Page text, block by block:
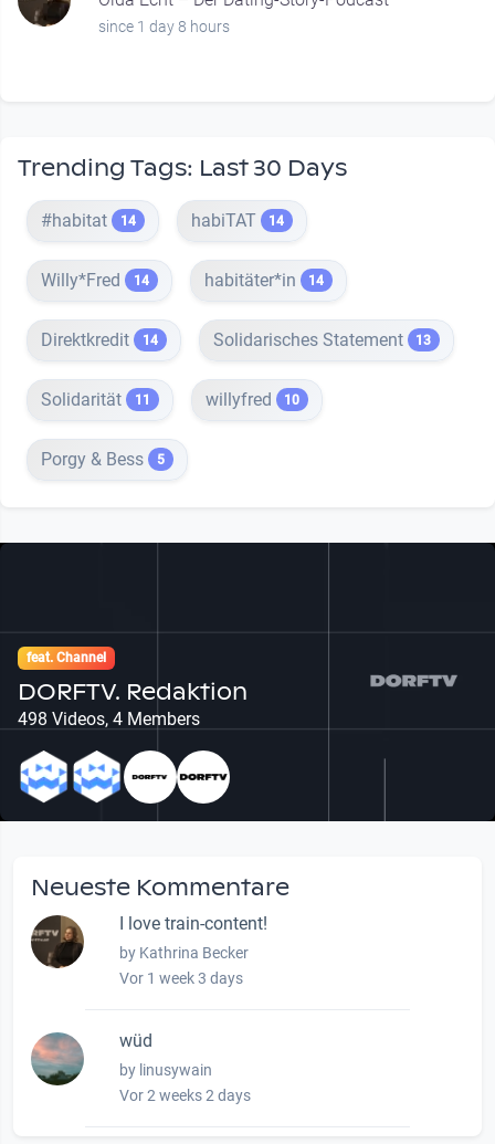
since 1 day 8 hours
Trending Tags: Last 30 Days
#habitat 14 habiTAT 14
Willy*Fred 14 habitäter*in 14
Direktkredit 14 Solidarisches Statement 13
Solidarität 11 willyfred 10
Porgy & Bess 5
feat. Channel
DORFTV. Redaktion
498 Videos, 4 Members
Neueste Kommentare
I love train-content!
by Kathrina Becker
Vor 1 week 3 days
wüd
by linusywain
Vor 2 weeks 2 days